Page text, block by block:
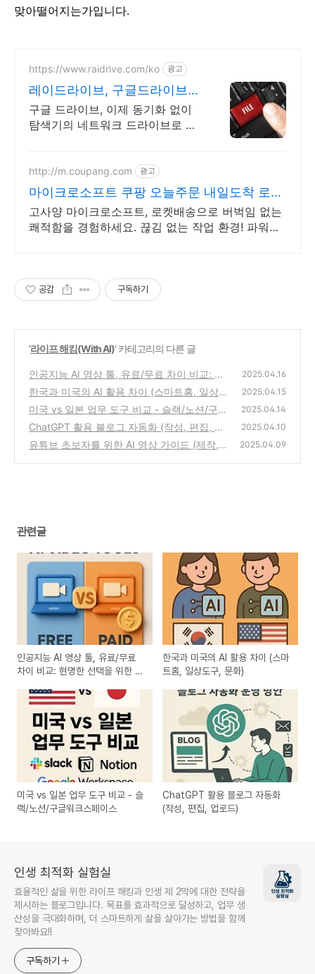
맞아떨어지는가입니다.
https://www.raidrive.com/ko 광고
레이드라이브, 구글드라이브
학교용 무료제공
구글 드라이브, 이제 동기화 없이
탐색기의 네트워크 드라이브로 직
http://m.coupang.com 광고
마이크로소프트 쿠팡 오늘주문 내일도착 로켓
배송
고사양 마이크로소프트, 로켓배송으로 버벅임 없는
쾌적함을 경험하세요. 끊김 없는 작업 환경! 파워풀
공감 구독하기
'라이프 해킹(With AI)' 카테고리의 다른 글
인공지능 AI 영상 툴, 유료/무료 차이 비교: 현
명한 선택을 위한 완벽 가이드
(0)
2025.04.16
한국과 미국의 AI 활용 차이 (스마트홈, 일상도
구, 문화)
(0)
2025.04.15
미국 vs 일본 업무 도구 비교 - 슬랙/노션/구글
워크스페이스
(0)
2025.04.14
ChatGPT 활용 블로그 자동화 (작성, 편집, 업
로드)
(0)
2025.04.10
유튜브 초보자를 위한 AI 영상 가이드 (제작,
2025.04.09
관련글
인공지능 AI 영상 툴, 유료/무료
차이 비교: 현명한 선택을 위한 완
한국과 미국의 AI 활용 차이 (스마
트홈, 일상도구, 문화)
미국 vs 일본 업무 도구 비교 - 슬
랙/노션/구글워크스페이스
ChatGPT 활용 블로그 자동화
(작성, 편집, 업로드)
인생 최적화 실험실
효율적인 삶을 위한 라이프 해킹과 인생 제 2막에 대한 전략을
제시하는 블로그입니다. 목표를 효과적으로 달성하고, 업무 생
산성을 극대화하며, 더 스마트하게 삶을 살아가는 방법을 함께
찾아봐요!!
구독하기